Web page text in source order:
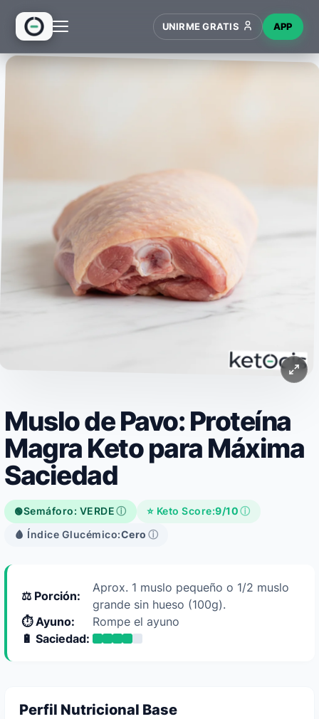
WIKI
UNIRME GRATIS APP
Muslo de Pavo: Proteína
Magra Keto para Máxima
Saciedad
🟢Semáforo: VERDEⓘ ⭐ Keto Score:9/10ⓘ
🩸 Índice Glucémico:Cero ⓘ
⚖️ Porción:
Aprox. 1 muslo pequeño o 1/2 muslo
grande sin hueso (100g).
⏱️ Ayuno:
Rompe el ayuno
🔋 Saciedad:
Perfil Nutricional Base